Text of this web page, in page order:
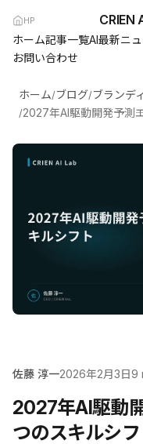
HP CRIEN
ホーム記事一覧AI最新ニ
お問い合わせ
ホーム/ブログ/ブランデ
/
佐藤 淳一2026年2月3日9
2027年AI駆動
つのスキルシフ